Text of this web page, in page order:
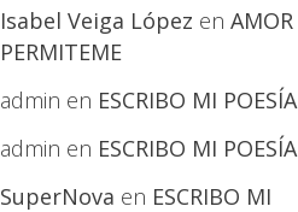
Isabel Veiga López en AMOR
PERMITEME
admin en ESCRIBO MI POESÍA
admin en ESCRIBO MI POESÍA
SuperNova en ESCRIBO MI